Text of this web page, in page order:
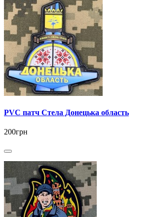
PVC патч Стела Донецька область
200грн